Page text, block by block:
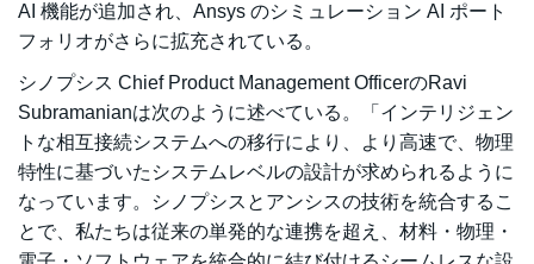
AI 機能が追加され、Ansys のシミュレーション AI ポート
フォリオがさらに拡充されている。
シノプシス Chief Product Management OfficerのRavi
Subramanianは次のように述べている。「インテリジェン
トな相互接続システムへの移行により、より高速で、物理
特性に基づいたシステムレベルの設計が求められるように
なっています。シノプシスとアンシスの技術を統合するこ
とで、私たちは従来の単発的な連携を超え、材料・物理・